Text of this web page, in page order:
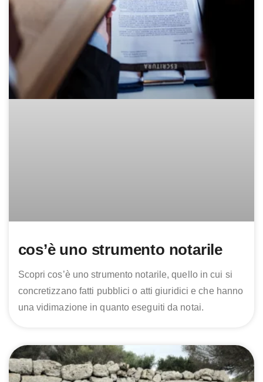
cos’è uno strumento notarile
Scopri cos’è uno strumento notarile, quello in cui si
concretizzano fatti pubblici o atti giuridici e che hanno
una vidimazione in quanto eseguiti da notai.